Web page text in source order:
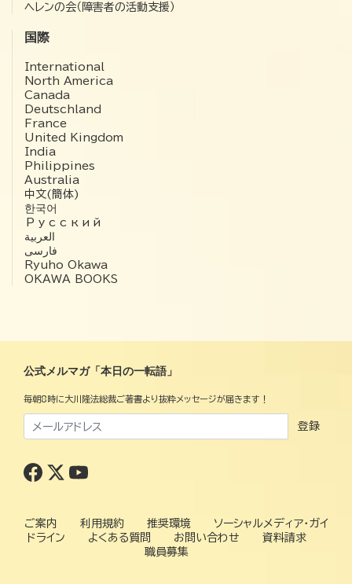
ヘレンの会（障害者の活動支援）
国際
International
North America
Canada
Deutschland
France
United Kingdom
India
Philippines
Australia
中文(簡体)
한국어
Русский
العربية‏
فارسی
Ryuho Okawa
OKAWA BOOKS
公式メルマガ「本日の一転語」
毎朝8時に大川隆法総裁ご著書より抜粋メッセージが届きます！
登録
ご案内 利用規約 推奨環境
ソーシャルメディア・ガイ
ドライン
よくある質問 お問い合わせ
資料請求
職員募集